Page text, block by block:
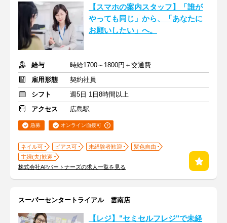
【スマホの案内スタッフ】「誰が
やっても同じ」から、「あなたに
お願いしたい」へ。
給与
時給1700～1800円＋交通費
雇用形態
契約社員
シフト
週5日 1日8時間以上
アクセス
広島駅
急募 オンライン面接可
ネイル可 ピアス可 未経験者歓迎
髪色自由
主婦(夫)歓迎
株式会社APパートナーズの求人一覧を見る
スーパーセンタートライアル 雲南店
【レジ】"セミセルフレジ"で未経